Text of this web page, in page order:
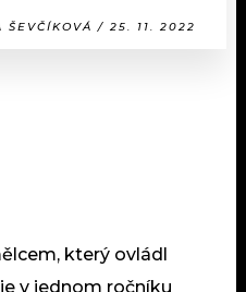
ŠEVČÍKOVÁ / 25. 11. 2022
který ovládl
v jednom ročníku